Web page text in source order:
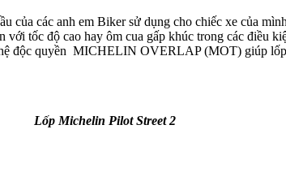
của các anh em Biker sử dụng cho chiếc xe của
tốc độ cao hay ôm cua gấp khúc trong các điều
độc quyền MICHELIN OVERLAP (MOT) giúp
Lốp Michelin Pilot Street 2